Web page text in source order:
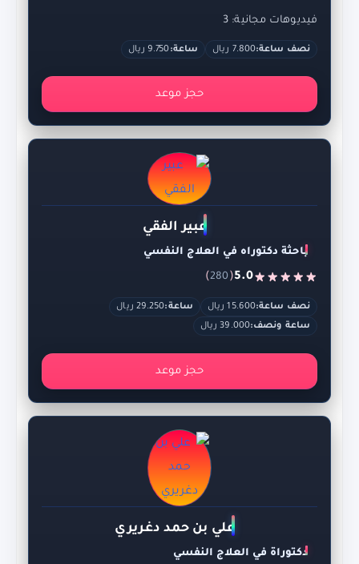
فيديوهات مجانية: 3
نصف ساعة:7.800 ريال ساعة:9.750 ريال
حجز موعد
عبير الفقي
باحثة دكتوراه في العلاج النفسي
5.0
(
280
)
نصف ساعة:15.600 ريال ساعة:29.250 ريال
ساعة ونصف:39.000 ريال
حجز موعد
علي بن حمد دغريري
دكتوراة في العلاج النفسي